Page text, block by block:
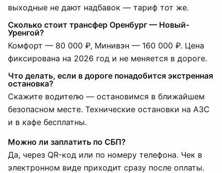
выходные не дают надбавок — тариф тот же.
Сколько стоит трансфер Оренбург — Новый-
Уренгой?
Комфорт — 80 000 ₽, Минивэн — 160 000 ₽. Цена
фиксирована на 2026 год и не меняется в дороге.
Что делать, если в дороге понадобится экстренная
остановка?
Скажите водителю — остановимся в ближайшем
безопасном месте. Технические остановки на АЗС
и в кафе бесплатны.
Можно ли заплатить по СБП?
Да, через QR-код или по номеру телефона. Чек в
электронном виде приходит сразу после оплаты.